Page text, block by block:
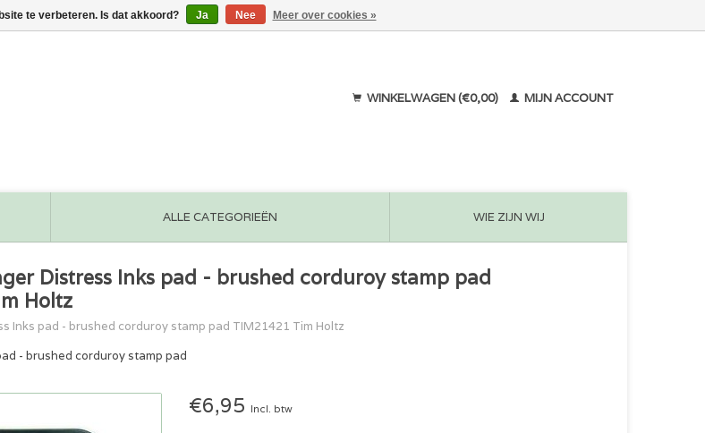
WINKELWAGEN (€0,00) MIJN ACCOUNT
ALLE CATEGORIEËN WIE ZIJN WIJ
Distress Inks pad - brushed corduroy stamp pad
Holtz
Inks pad - brushed corduroy stamp pad TIM21421 Tim Holtz
- brushed corduroy stamp pad
€6,95 Incl. btw
te verbeteren. Is dat akkoord? Ja Nee Meer over cookies »